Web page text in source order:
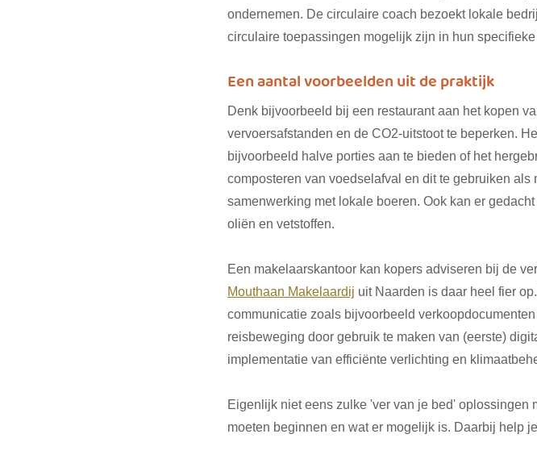
ondernemen. De circulaire coach bezoekt lokale
circulaire toepassingen mogelijk zijn in hun
Een aantal voorbeelden uit de praktijk
Denk bijvoorbeeld bij een restaurant aan het kopen
vervoersafstanden en de CO2-uitstoot te beperken.
bijvoorbeeld halve porties aan te bieden of het
composteren van voedselafval en dit te gebruiken als
samenwerking met lokale boeren. Ook kan er
oliën en vetstoffen.
Een makelaarskantoor kan kopers adviseren bij de
Mouthaan Makelaardij uit Naarden is daar heel fier
communicatie zoals bijvoorbeeld
reisbeweging door gebruik te maken van (eerste)
implementatie van efficiënte verlichting en
Eigenlijk niet eens zulke 'ver van je bed' oplossingen
moeten beginnen en wat er mogelijk is. Daarbij help